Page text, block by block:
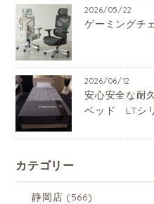
2026/05/22
ゲーミングチ
2026/06/12
安心安全な耐
ベッド LTシ
カテゴリー
静岡店 (566)